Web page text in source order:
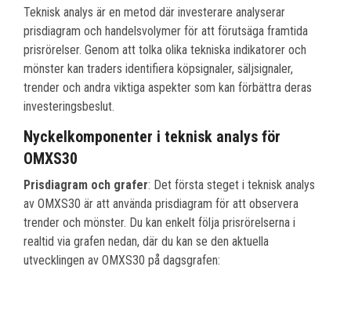
Teknisk analys är en metod där investerare analyserar
prisdiagram och handelsvolymer för att förutsäga framtida
prisrörelser. Genom att tolka olika tekniska indikatorer och
mönster kan traders identifiera köpsignaler, säljsignaler,
trender och andra viktiga aspekter som kan förbättra deras
investeringsbeslut.
Nyckelkomponenter i teknisk analys för
OMXS30
Prisdiagram och grafer: Det första steget i teknisk analys
av OMXS30 är att använda prisdiagram för att observera
trender och mönster. Du kan enkelt följa prisrörelserna i
realtid via grafen nedan, där du kan se den aktuella
utvecklingen av OMXS30 på dagsgrafen: